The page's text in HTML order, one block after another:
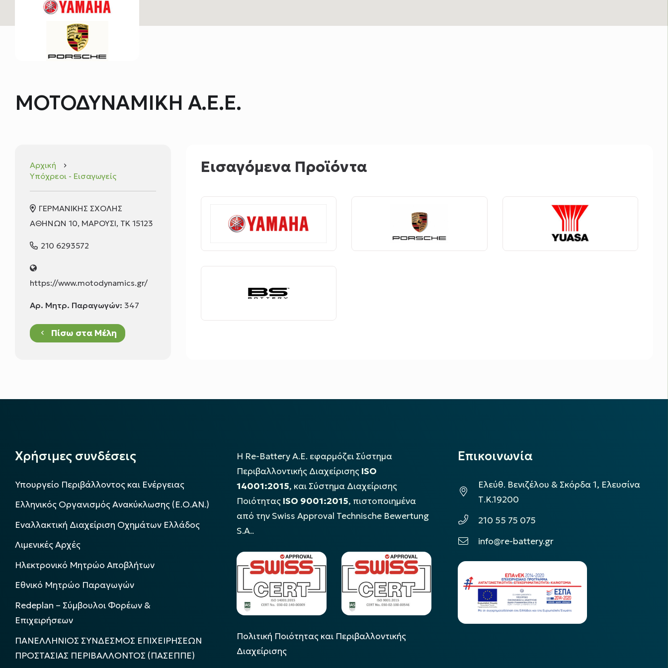
ΜΟΤΟΔΥΝΑΜΙΚΗ Α.Ε.Ε.
Αρχική keyboard_arrow_right
Υπόχρεοι - Εισαγωγείς
ΓΕΡΜΑΝΙΚΗΣ ΣΧΟΛΗΣ
ΑΘΗΝΩΝ 10, ΜΑΡΟΥΣΙ, ΤΚ 15123
210 6293572
https://www.motodynamics.gr/
Αρ. Μητρ. Παραγωγών: 347
keyboard_arrow_left Πίσω στα Μέλη
Εισαγόμενα Προϊόντα
Χρήσιμες συνδέσεις
Υπουργείο Περιβάλλοντος και Ενέργειας
Ελληνικός Οργανισμός Ανακύκλωσης (Ε.Ο.ΑΝ.)
Εναλλακτική Διαχείριση Οχημάτων Ελλάδος
Λιμενικές Αρχές
Ηλεκτρονικό Μητρώο Αποβλήτων
Εθνικό Μητρώο Παραγωγών
Redeplan – Σύμβουλοι Φορέων &
Επιχειρήσεων
ΠΑΝΕΛΛΗΝΙΟΣ ΣΥΝΔΕΣΜΟΣ ΕΠΙΧΕΙΡΗΣΕΩΝ
ΠΡΟΣΤΑΣΙΑΣ ΠΕΡΙΒΑΛΛΟΝΤΟΣ (ΠΑΣΕΠΠΕ)
Η Re-Battery Α.Ε. εφαρμόζει Σύστημα
Περιβαλλοντικής Διαχείρισης ISO
14001:2015, και Σύστημα Διαχείρισης
Ποιότητας ISO 9001:2015, πιστοποιημένα
από την Swiss Approval Technische Bewertung
S.A..
Πολιτική Ποιότητας και Περιβαλλοντικής
Διαχείρισης
Επικοινωνία
Ελεύθ. Βενιζέλου & Σκόρδα 1, Ελευσίνα
Τ.Κ.19200
210 55 75 075
info@re-battery.gr